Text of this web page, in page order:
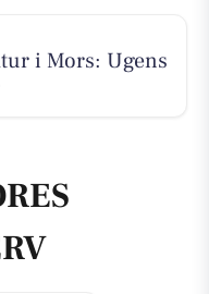
i Mors: Ugens